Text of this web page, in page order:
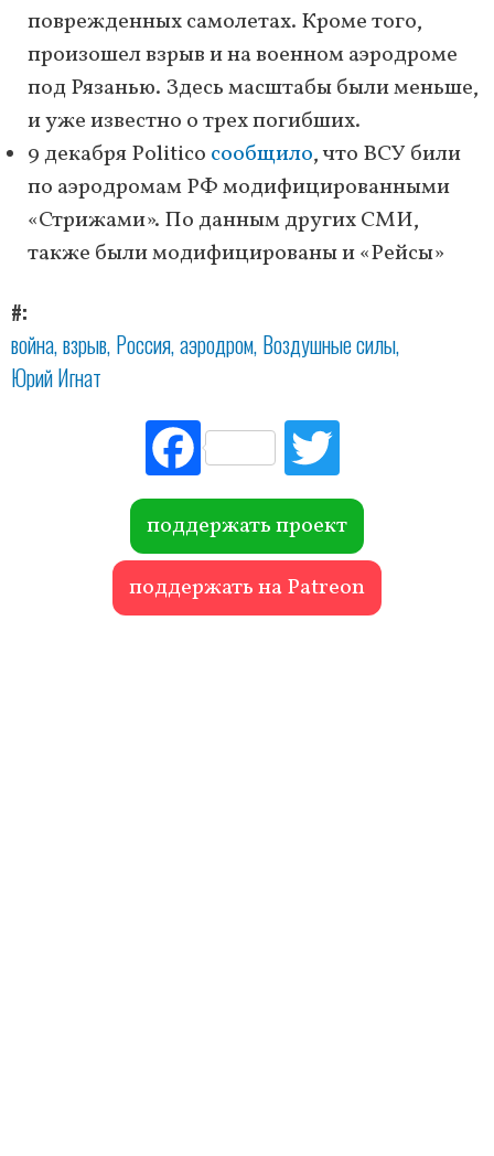
поврежденных самолетах. Кроме того,
произошел взрыв и на военном аэродроме
под Рязанью. Здесь масштабы были меньше,
и уже известно о трех погибших.
9 декабря Politico сообщило, что ВСУ били
по аэродромам РФ модифицированными
«Стрижами». По данным других СМИ,
также были модифицированы и «Рейсы»
#
война взрыв Россия аэродром Воздушные силы
Юрий Игнат
Fac
ebo
ok r
поддержать проект
поддержать на Patreon